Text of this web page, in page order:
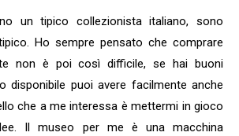
un tipico collezionista italiano, sono
Ho sempre pensato che comprare
non è poi così difficile, se hai buoni
disponibile puoi avere facilmente anche
che a me interessa è mettermi in gioco
Il museo per me è una macchina